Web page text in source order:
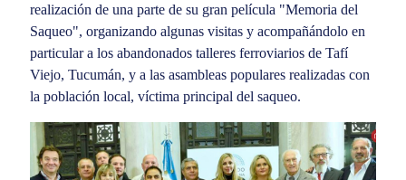
realización de una parte de su gran película "Memoria del
Saqueo", organizando algunas visitas y acompañándolo en
particular a los abandonados talleres ferroviarios de Tafí
Viejo, Tucumán, y a las asambleas populares realizadas con
la población local, víctima principal del saqueo.